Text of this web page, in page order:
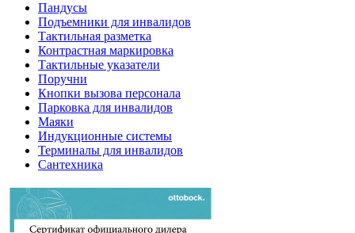
Пандусы
Подъемники для инвалидов
Тактильная разметка
Контрастная маркировка
Тактильные указатели
Поручни
Кнопки вызова персонала
Парковка для инвалидов
Маяки
Индукционные системы
Терминалы для инвалидов
Сантехника